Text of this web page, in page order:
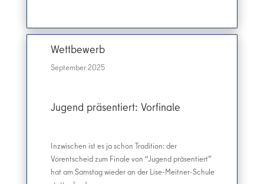
Wettbewerb
September 2025
Jugend präsentiert: Vorfinale
Inzwischen ist es ja schon Tradition: der
Vorentscheid zum Finale von “Jugend präsentiert”
hat am Samstag wieder an der Lise-Meitner-Schule